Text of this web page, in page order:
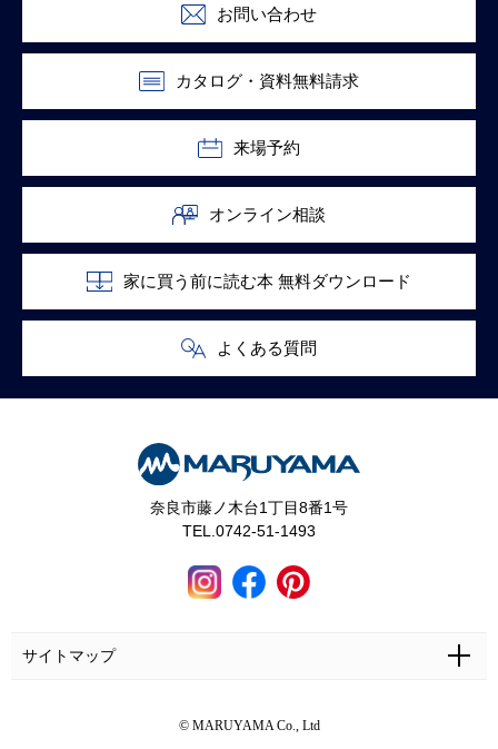
お問い合わせ
カタログ・資料無料請求
来場予約
オンライン相談
家に買う前に読む本 無料ダウンロード
よくある質問
奈良市藤ノ木台1丁目8番1号
TEL.0742-51-1493
サイトマップ
© MARUYAMA Co., Ltd